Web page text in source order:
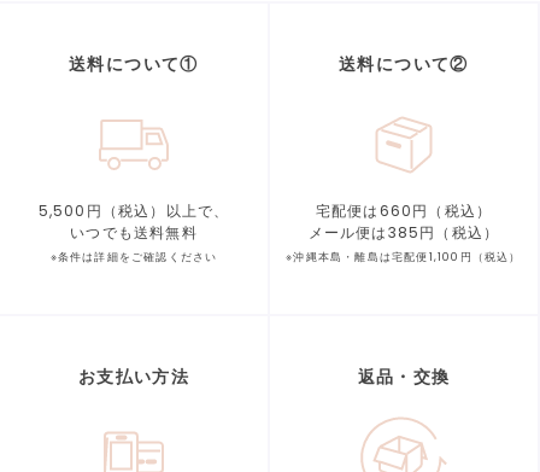
送料について①
5,500円（税込）以上で、
いつでも送料無料
※条件は詳細をご確認ください
送料について②
宅配便は660円（税込）
メール便は385円（税込）
※沖縄本島・離島は宅配便1,100円（税込）
お支払い方法 返品・交換